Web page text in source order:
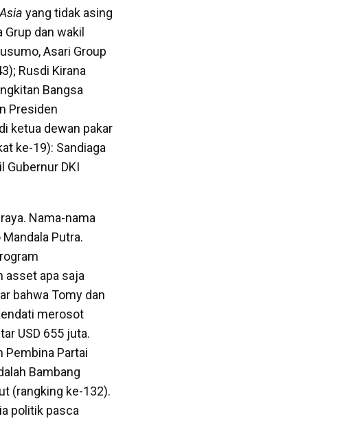
yang tidak asing
dan wakil
Asari Group
Rusdi Kirana
Bangsa
Presiden
ketua dewan pakar
ke-19): Sandiaga
Gubernur DKI
Nama-nama
Putra.
asset apa saja
bahwa Tomy dan
merosot
USD 655 juta.
Pembina Partai
Bambang
(rangking ke-132).
politik pasca